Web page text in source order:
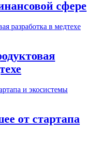
сфере
от стартапа